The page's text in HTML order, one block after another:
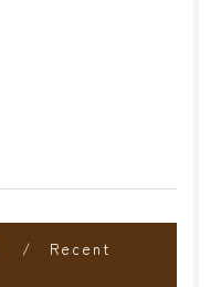
Recent